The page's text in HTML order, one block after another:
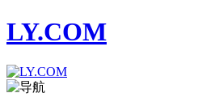
LY.COM